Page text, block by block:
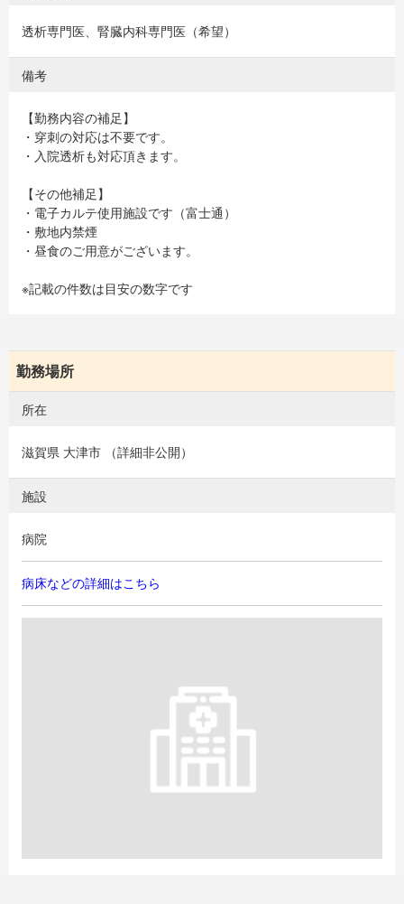
透析専門医、腎臓内科専門医（希望）
備考
【勤務内容の補足】
・穿刺の対応は不要です。
・入院透析も対応頂きます。
【その他補足】
・電子カルテ使用施設です（富士通）
・敷地内禁煙
・昼食のご用意がございます。
※記載の件数は目安の数字です
勤務場所
所在
滋賀県 大津市 （詳細非公開）
施設
病院
病床などの詳細はこちら